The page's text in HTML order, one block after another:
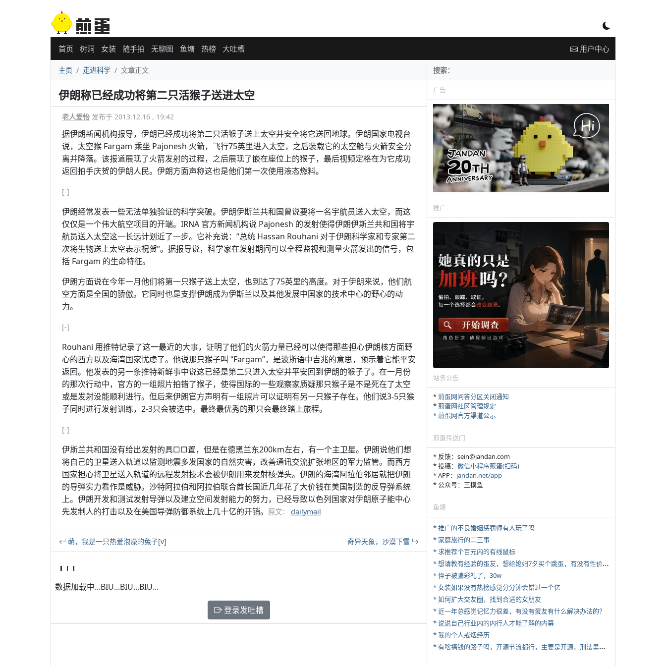
首页 树洞 女装 随手拍 无聊图 鱼塘 热榜 大吐槽 用户中心
主页 走进科学 文章正文
伊朗称已经成功将第二只活猴子送进太空
老人爱怡 发布于 2013.12.16 , 19:42
据伊朗新闻机构报导，伊朗已经成功将第二只活猴子送上太空并安全将它送回地球。伊朗国家电视台
说，太空猴 Fargam 乘坐 Pajonesh 火箭，飞行75英里进入太空，之后装载它的太空舱与火箭安全分
离并降落。该报道展现了火箭发射的过程，之后展现了嵌在座位上的猴子，最后视频定格在为它成功
返回拍手庆贺的伊朗人民。伊朗方面声称这也是他们第一次使用液态燃料。
[-]
伊朗经常发表一些无法单独验证的科学突破。伊朗伊斯兰共和国曾说要将一名宇航员送入太空，而这
仅仅是一个伟大航空项目的开端。IRNA 官方新闻机构说 Pajonesh 的发射使得伊朗伊斯兰共和国将宇
航员送入太空这一长远计划近了一步。它补充说：“总统 Hassan Rouhani 对于伊朗科学家和专家第二
次将生物送上太空表示祝贺”。据报导说，科学家在发射期间可以全程监视和测量火箭发出的信号，包
括 Fargam 的生命特征。
伊朗方面说在今年一月他们将第一只猴子送上太空，也到达了75英里的高度。对于伊朗来说，他们航
空方面是全国的骄傲。它同时也是支撑伊朗成为伊斯兰以及其他发展中国家的技术中心的野心的动
力。
[-]
Rouhani 用推特记录了这一最近的大事，证明了他们的火箭力量已经可以使得那些担心伊朗核方面野
心的西方以及海湾国家忧虑了。他说那只猴子叫 “Fargam”，是波斯语中吉兆的意思，预示着它能平安
返回。他发表的另一条推特新鲜事中说这已经是第二只进入太空并平安回到伊朗的猴子了。在一月份
的那次行动中，官方的一组照片拍错了猴子，使得国际的一些观察家质疑那只猴子是不是死在了太空
或是发射没能顺利进行。但后来伊朗官方声明有一组照片可以证明有另一只猴子存在。他们说3-5只猴
子同时进行发射训练，2-3只会被选中。最终最优秀的那只会最终踏上旅程。
[-]
伊斯兰共和国没有给出发射的具□□置，但是在德黑兰东200km左右，有一个主卫星。伊朗说他们想
将自己的卫星送入轨道以监测地震多发国家的自然灾害，改善通讯交流扩张地区的军力监管。而西方
国家担心将卫星送入轨道的远程发射技术会被伊朗用来发射核弹头。伊朗的海湾阿拉伯邻居就把伊朗
的导弹实力看作是威胁。沙特阿拉伯和阿拉伯联合酋长国近几年花了大价钱在美国制造的反导弹系统
上。伊朗开发和测试发射导弹以及建立空间发射能力的努力，已经导致以色列国家对伊朗原子能中心
先发制人的打击以及在美国导弹防御系统上几十亿的开销。 原文： dailymail
萌，我是一只热爱泡澡的兔子[v] 奇异天象，沙漠下雪
数据加载中...BIU...BIU...BIU...
登录发吐槽
广告
推广
站务公告
*煎蛋网问答分区关闭通知
*煎蛋网社区管理规定
*煎蛋网官方渠道公示
煎蛋传送门
* 反馈：sein@jandan.com
* 投稿： 微信小程序煎蛋(扫码)
* APP： jandan.net/app
* 公众号：王摸鱼
鱼塘
* 推广的不良婚姻惩罚师有人玩了吗
* 家庭旅行的二三事
* 求推荐个百元内的有线鼠标
*
想请教有经验的蛋友，想给媳妇7夕买个跳蛋，有没有性价比高的推荐
* 侄子被骗彩礼了，30w
* 女装如果没有热榜感觉分分钟会错过一个亿
* 如何扩大交友圈，找到合适的女朋友
* 近一年总感觉记忆力很差，有没有蛋友有什么解决办法的？
* 说说自己行业内的内行人才能了解的内幕
* 我的个人戒烟经历
*
有啥搞钱的路子吗，开源节流都行，主要是开源，刑法里的咱不做